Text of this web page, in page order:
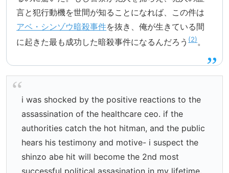
言と犯行動機を世間が知ることになれば、この件は
アベ・シンゾウ暗殺事件を抜き、俺が生きている間
に起きた最も成功した暗殺事件になるんだろう 2 。
i was shocked by the positive reactions to the
assassination of the healthcare ceo. if the
authorities catch the hot hitman, and the public
hears his testimony and motive- i suspect the
shinzo abe hit will become the 2nd most